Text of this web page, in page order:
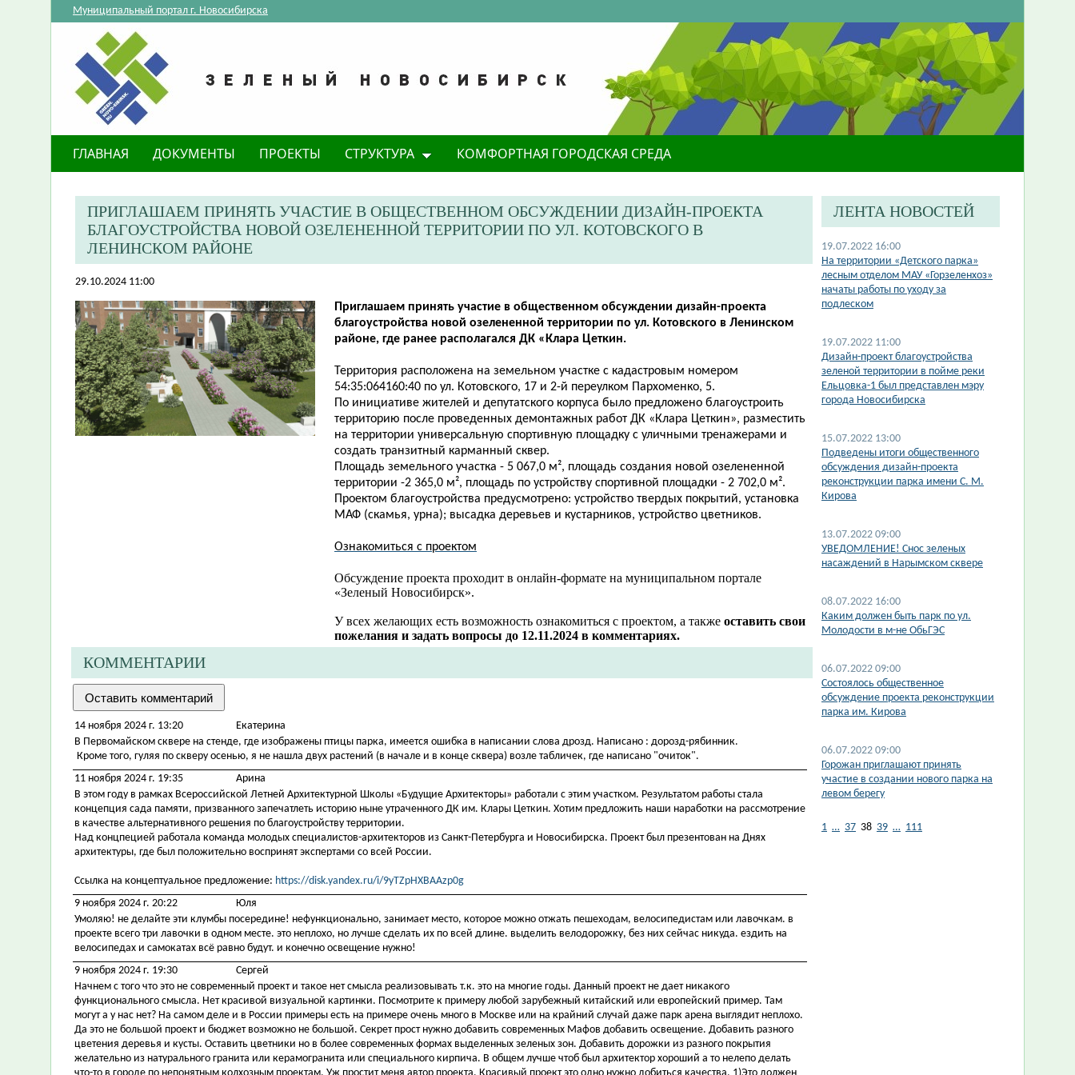
Муниципальный портал г. Новосибирска
ГЛАВНАЯ ДОКУМЕНТЫ ПРОЕКТЫ СТРУКТУРА КОМФОРТНАЯ ГОРОДСКАЯ СРЕДА
ПРИГЛАШАЕМ ПРИНЯТЬ УЧАСТИЕ В ОБЩЕСТВЕННОМ ОБСУЖДЕНИИ ДИЗАЙН-ПРОЕКТА
БЛАГОУСТРОЙСТВА НОВОЙ ОЗЕЛЕНЕННОЙ ТЕРРИТОРИИ ПО УЛ. КОТОВСКОГО В
ЛЕНИНСКОМ РАЙОНЕ
29.10.2024 11:00
Приглашаем принять участие в общественном обсуждении дизайн-проекта
благоустройства новой озелененной территории по ул. Котовского в Ленинском
районе, где ранее располагался ДК «Клара Цеткин.
Территория расположена на земельном участке с кадастровым номером
54:35:064160:40 по ул. Котовского, 17 и 2-й переулком Пархоменко, 5.
По инициативе жителей и депутатского корпуса было предложено благоустроить
территорию после проведенных демонтажных работ ДК «Клара Цеткин», разместить
на территории универсальную спортивную площадку с уличными тренажерами и
создать транзитный карманный сквер.
Площадь земельного участка - 5 067,0 м², площадь создания новой озелененной
территории -2 365,0 м², площадь по устройству спортивной площадки - 2 702,0 м².
Проектом благоустройства предусмотрено: устройство твердых покрытий, установка
МАФ (скамья, урна); высадка деревьев и кустарников, устройство цветников.
Ознакомиться с проектом
Обсуждение проекта проходит в онлайн-формате на муниципальном портале
«Зеленый Новосибирск».
У всех желающих есть возможность ознакомиться с проектом, а также оставить свои
пожелания и задать вопросы до 12.11.2024 в комментариях.
КОММЕНТАРИИ
14 ноября 2024 г. 13:20
Екатерина
В Первомайском сквере на стенде, где изображены птицы парка, имеется ошибка в написании слова дрозд. Написано : дорозд-рябинник.
Кроме того, гуляя по скверу осенью, я не нашла двух растений (в начале и в конце сквера) возле табличек, где написано "очиток".
11 ноября 2024 г. 19:35
Арина
В этом году в рамках Всероссийской Летней Архитектурной Школы «Будущие Архитекторы» работали с этим участком. Результатом работы стала
концепция сада памяти, призванного запечатлеть историю ныне утраченного ДК им. Клары Цеткин. Хотим предложить наши наработки на рассмотрение
в качестве альтернативного решения по благоустройству территории.
Над концпецией работала команда молодых специалистов-архитекторов из Санкт-Петербурга и Новосибирска. Проект был презентован на Днях
архитектуры, где был положительно воспринят экспертами со всей России.
Ссылка на концептуальное предложение: https://disk.yandex.ru/i/9yTZpHXBAAzp0g
9 ноября 2024 г. 20:22
Юля
Умоляю! не делайте эти клумбы посередине! нефункционально, занимает место, которое можно отжать пешеходам, велосипедистам или лавочкам. в
проекте всего три лавочки в одном месте. это неплохо, но лучше сделать их по всей длине. выделить велодорожку, без них сейчас никуда. ездить на
велосипедах и самокатах всё равно будут. и конечно освещение нужно!
9 ноября 2024 г. 19:30
Сергей
Начнем с того что это не современный проект и такое нет смысла реализовывать т.к. это на многие годы. Данный проект не дает никакого
функционального смысла. Нет красивой визуальной картинки. Посмотрите к примеру любой зарубежный китайский или европейский пример. Там
могут а у нас нет? На самом деле и в России примеры есть на примере очень много в Москве или на крайний случай даже парк арена выглядит неплохо.
Да это не большой проект и бюджет возможно не большой. Секрет прост нужно добавить современных Мафов добавить освещение. Добавить разного
цветения деревья и кусты. Оставить цветники но в более современных формах выделенных зеленых зон. Добавить дорожки из разного покрытия
желательно из натурального гранита или керамогранита или специального кирпича. В общем лучше чтоб был архитектор хороший а то нелепо делать
ЛЕНТА НОВОСТЕЙ
19.07.2022 16:00
На территории «Детского парка»
лесным отделом МАУ «Горзеленхоз»
начаты работы по уходу за
подлеском
19.07.2022 11:00
Дизайн-проект благоустройства
зеленой территории в пойме реки
Ельцовка-1 был представлен мэру
города Новосибирска
15.07.2022 13:00
Подведены итоги общественного
обсуждения дизайн-проекта
реконструкции парка имени С. М.
Кирова
13.07.2022 09:00
​УВЕДОМЛЕНИЕ! Снос зеленых
насаждений в Нарымском сквере
08.07.2022 16:00
Каким должен быть парк по ул.
Молодости в м-не ОбьГЭС
06.07.2022 09:00
Состоялось общественное
обсуждение проекта реконструкции
парка им. Кирова
06.07.2022 09:00
Горожан приглашают принять
участие в создании нового парка на
левом берегу
1 … 37 38 39 … 111